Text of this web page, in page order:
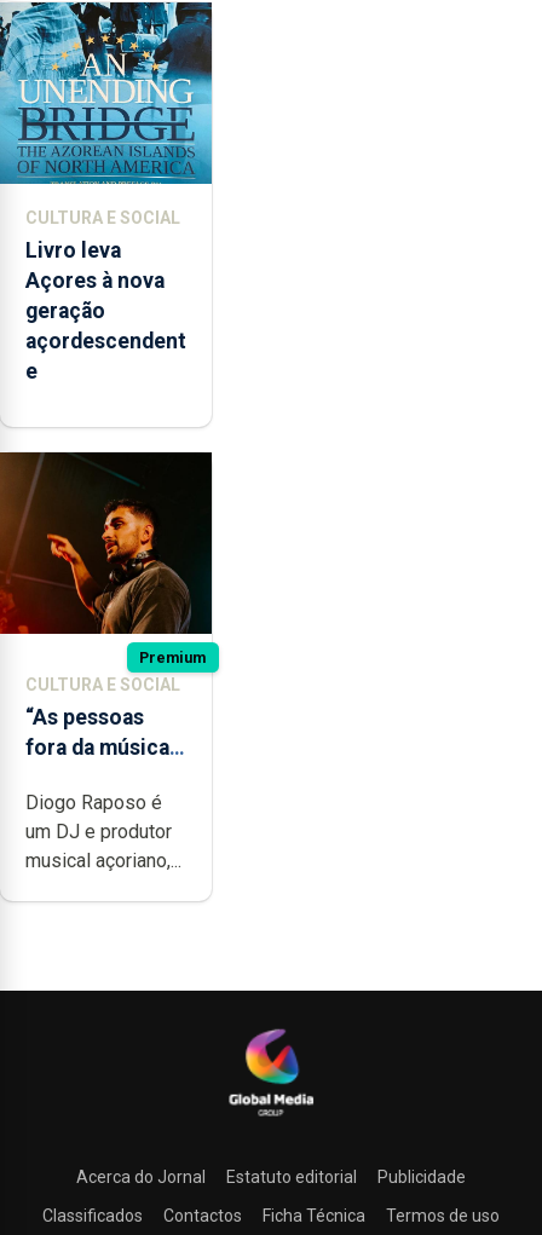
novos
instrumentos
CULTURA E SOCIAL
Livro leva
Açores à nova
geração
açordescendent
e
Premium
CULTURA E SOCIAL
“As pessoas
fora da música
noção do quão
difícil é
produzir uma
música”
Diogo Raposo é
um DJ e produtor
musical açoriano,...
Acerca do Jornal Estatuto editorial
Publicidade
Classificados
Contactos Ficha Técnica Termos de uso